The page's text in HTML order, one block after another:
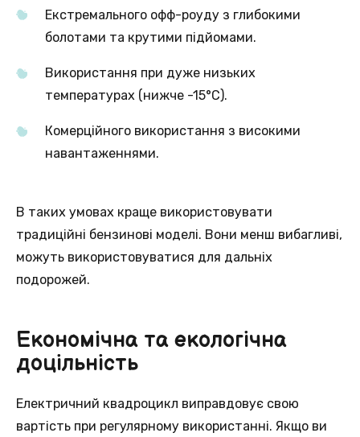
Екстремального офф-роуду з глибокими
болотами та крутими підйомами.
Використання при дуже низьких
температурах (нижче -15°C).
Комерційного використання з високими
навантаженнями.
В таких умовах краще використовувати
традиційні бензинові моделі. Вони менш вибагливі,
можуть використовуватися для дальніх
подорожей.
Економічна та екологічна
доцільність
Електричний квадроцикл виправдовує свою
вартість при регулярному використанні. Якщо ви